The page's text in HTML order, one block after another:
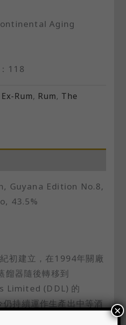
Aging
118
Ex-Rum, Rum, The
Guyana Edition No.8,
43.5%
初建立，在1994年關廠
餾器隨後轉移到
Limited (DDL) 的
持續運作生產出中等酒
×